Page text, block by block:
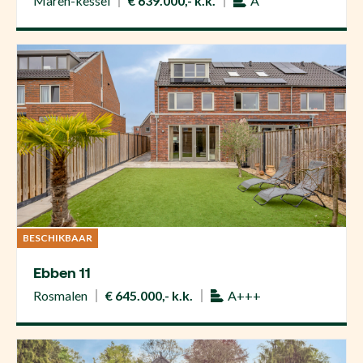
BESCHIKBAAR
Ebben 11
Rosmalen € 645.000,- k.k. A+++